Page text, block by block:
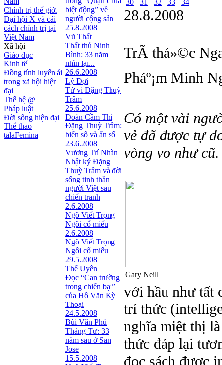
Chính trị thế giới
Đại hội X và cải
cách chính trị tại
Việt Nam
Xã hội
Giáo dục
Kinh tế
Đồng tính luyến ái
trong xã hội hiện
đại
Thế hệ @
Pháp luật
Đời sống hiện đại
Thể thao
talaFemina
biệt động” về
người cộng sản
25.8.2008
Vũ Thất
Thất thủ Ninh
Bình: 33 năm
nhìn lại...
26.6.2008
Lý Đợi
Tử vi Đặng Thuỳ
Trâm
25.6.2008
Đoàn Cầm Thi
Đặng Thuỳ Trâm:
biến số và ẩn số
23.6.2008
Vương Trí Nhàn
Nhật ký Ðặng
Thuỳ Trâm và đời
sống tinh thần
người Việt sau
chiến tranh
2.6.2008
Ngô Viết Trọng
Ngôi cổ miếu
2.6.2008
Ngô Viết Trọng
Ngôi cổ miếu
29.5.2008
Thế Uyên
Đọc “Can trường
trong chiến bại”
của Hồ Văn Kỳ
Thoại
24.5.2008
Bùi Văn Phú
Tháng Tư: 33
năm sau ở San
Jose
15.5.2008
30
31 32 33 34
28.8.2008
TrÃ­ thá»©c
Pháº¡m Minh
Có một vài
vẻ đã được tự
vòng vo như cũ.
Gary Neill
với hầu như tất
trí thức
nghĩa miệt thị
thức đáp lại
đọc sách được